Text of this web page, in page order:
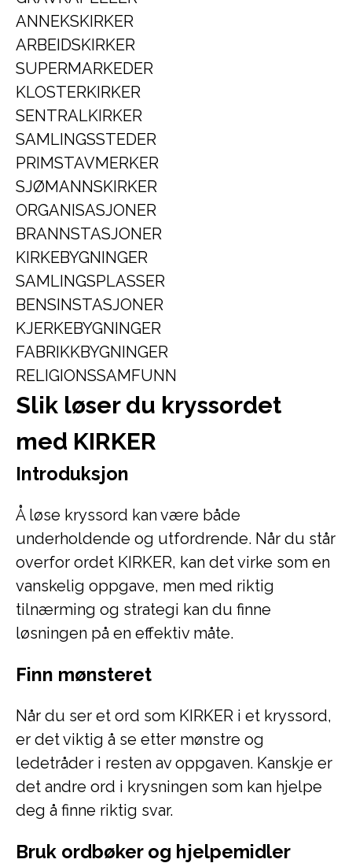
ANNEKSKIRKER
ARBEIDSKIRKER
SUPERMARKEDER
KLOSTERKIRKER
SENTRALKIRKER
SAMLINGSSTEDER
PRIMSTAVMERKER
SJØMANNSKIRKER
ORGANISASJONER
BRANNSTASJONER
KIRKEBYGNINGER
SAMLINGSPLASSER
BENSINSTASJONER
KJERKEBYGNINGER
FABRIKKBYGNINGER
RELIGIONSSAMFUNN
Slik løser du kryssordet
med KIRKER
Introduksjon
Å løse kryssord kan være både
underholdende og utfordrende. Når du står
overfor ordet KIRKER, kan det virke som en
vanskelig oppgave, men med riktig
tilnærming og strategi kan du finne
løsningen på en effektiv måte.
Finn mønsteret
Når du ser et ord som KIRKER i et kryssord,
er det viktig å se etter mønstre og
ledetråder i resten av oppgaven. Kanskje er
det andre ord i krysningen som kan hjelpe
deg å finne riktig svar.
Bruk ordbøker og hjelpemidler